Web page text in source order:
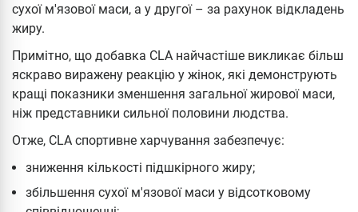
сухої м'язової маси, а у другої – за рахунок відкладень
жиру.
Примітно, що добавка CLA найчастіше викликає більш
яскраво виражену реакцію у жінок, які демонструють
кращі показники зменшення загальної жирової маси,
ніж представники сильної половини людства.
Отже, CLA спортивне харчування забезпечує:
зниження кількості підшкірного жиру;
збільшення сухої м'язової маси у відсотковому